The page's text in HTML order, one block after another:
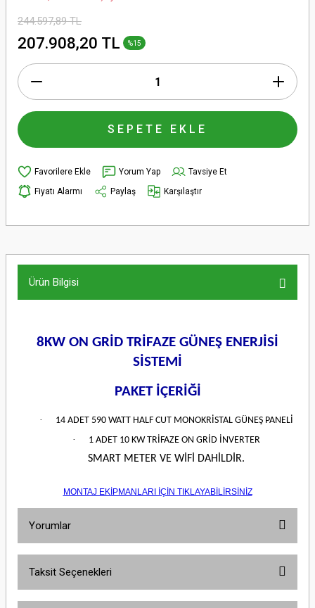
244.597,89 TL
207.908,20 TL %15
SEPETE EKLE
Yorum Yap
Tavsiye Et
Fiyatı Alarmı
Paylaş Karşılaştır
Ürün Bilgisi
8KW ON GRİD TRİFAZE GÜNEŞ ENERJİSİ
SİSTEMİ
PAKET İÇERİĞİ
· 14 ADET 590 WATT HALF CUT MONOKRİSTAL GÜNEŞ PANELİ
· 1 ADET 10 KW TRİFAZE ON GRİD İNVERTER
SMART METER VE WİFİ DAHİLDİR.
MONTAJ EKİPMANLARI İÇİN TIKLAYABİLİRSİNİZ
Yorumlar
Taksit Seçenekleri